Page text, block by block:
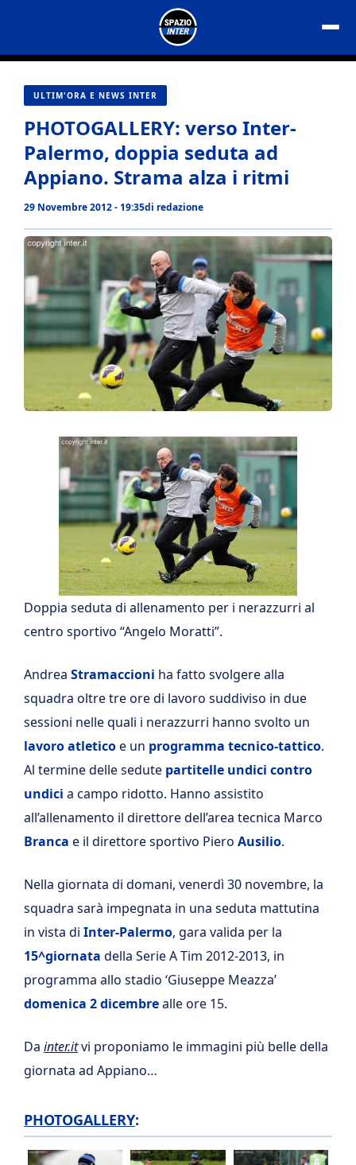
contenuto
ULTIM'ORA E NEWS INTER
PHOTOGALLERY: verso Inter-
Palermo, doppia seduta ad
Appiano. Strama alza i ritmi
29 Novembre 2012 - 19:35di redazione
Doppia seduta di allenamento per i nerazzurri al
centro sportivo “Angelo Moratti”.
Andrea Stramaccioni ha fatto svolgere alla
squadra oltre tre ore di lavoro suddiviso in due
sessioni nelle quali i nerazzurri hanno svolto un
lavoro atleticoe un programma tecnico-tattico.
Al termine delle sedute partitelle undici contro
undici a campo ridotto. Hanno assistito
all’allenamento il direttore dell’area tecnica Marco
Branca e il direttore sportivo Piero Ausilio.
Nella giornata di domani, venerdì 30 novembre, la
squadra sarà impegnata in una seduta mattutina
in vista di Inter-Palermo, gara valida per la
15^giornata della Serie A Tim 2012-2013, in
programma allo stadio ‘Giuseppe Meazza’
domenica 2 dicembrealle ore 15.
Da inter.itvi proponiamo le immagini più belle della
giornata ad Appiano…
PHOTOGALLERY: